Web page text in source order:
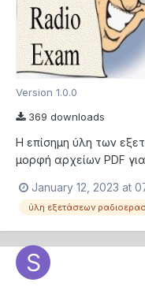
Version 1.0.0
369 downloads
Η επίσημη ύλη των
μορφή αρχείων PDF
πρόγραμμα
εγκατάστασής του σε
επιτυχία!! (εάν δεν
January 12, 2023 at
ύλη εξετάσεων